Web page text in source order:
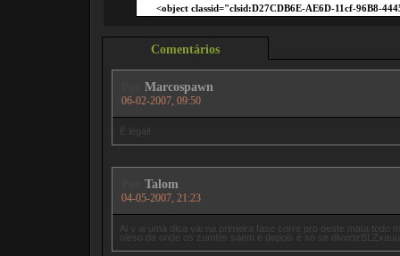
Comentários
Marcospawn
06-02-2007, 09:50
É legal!
Talom
04-05-2007, 21:23
Ai v ai uma dica vai na primeira fase corre pro oeste mata todo
oleso da onde os zumbis saem e depois é so se